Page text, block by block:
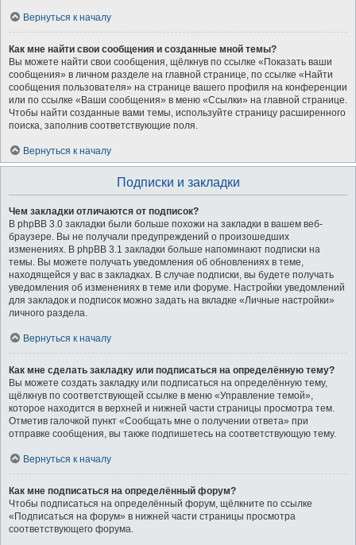
Вернуться к началу
Как мне найти свои сообщения и созданные мной темы?
Вы можете найти свои сообщения, щёлкнув по ссылке «Показать ваши
сообщения» в личном разделе на главной странице, по ссылке «Найти
сообщения пользователя» на странице вашего профиля на конференции
или по ссылке «Ваши сообщения» в меню «Ссылки» на главной странице.
Чтобы найти созданные вами темы, используйте страницу расширенного
поиска, заполнив соответствующие поля.
Вернуться к началу
Подписки и закладки
Чем закладки отличаются от подписок?
В phpBB 3.0 закладки были больше похожи на закладки в вашем веб-
браузере. Вы не получали предупреждений о произошедших
изменениях. В phpBB 3.1 закладки больше напоминают подписки на
темы. Вы можете получать уведомления об обновлениях в теме,
находящейся у вас в закладках. В случае подписки, вы будете получать
уведомления об изменениях в теме или форуме. Настройки уведомлений
для закладок и подписок можно задать на вкладке «Личные настройки»
личного раздела.
Вернуться к началу
Как мне сделать закладку или подписаться на определённую тему?
Вы можете создать закладку или подписаться на определённую тему,
щёлкнув по соответствующей ссылке в меню «Управление темой»,
которое находится в верхней и нижней части страницы просмотра тем.
Отметив галочкой пункт «Сообщать мне о получении ответа» при
отправке сообщения, вы также подпишетесь на соответствующую тему.
Вернуться к началу
Как мне подписаться на определённый форум?
Чтобы подписаться на определённый форум, щёлкните по ссылке
«Подписаться на форум» в нижней части страницы просмотра
соответствующего форума.